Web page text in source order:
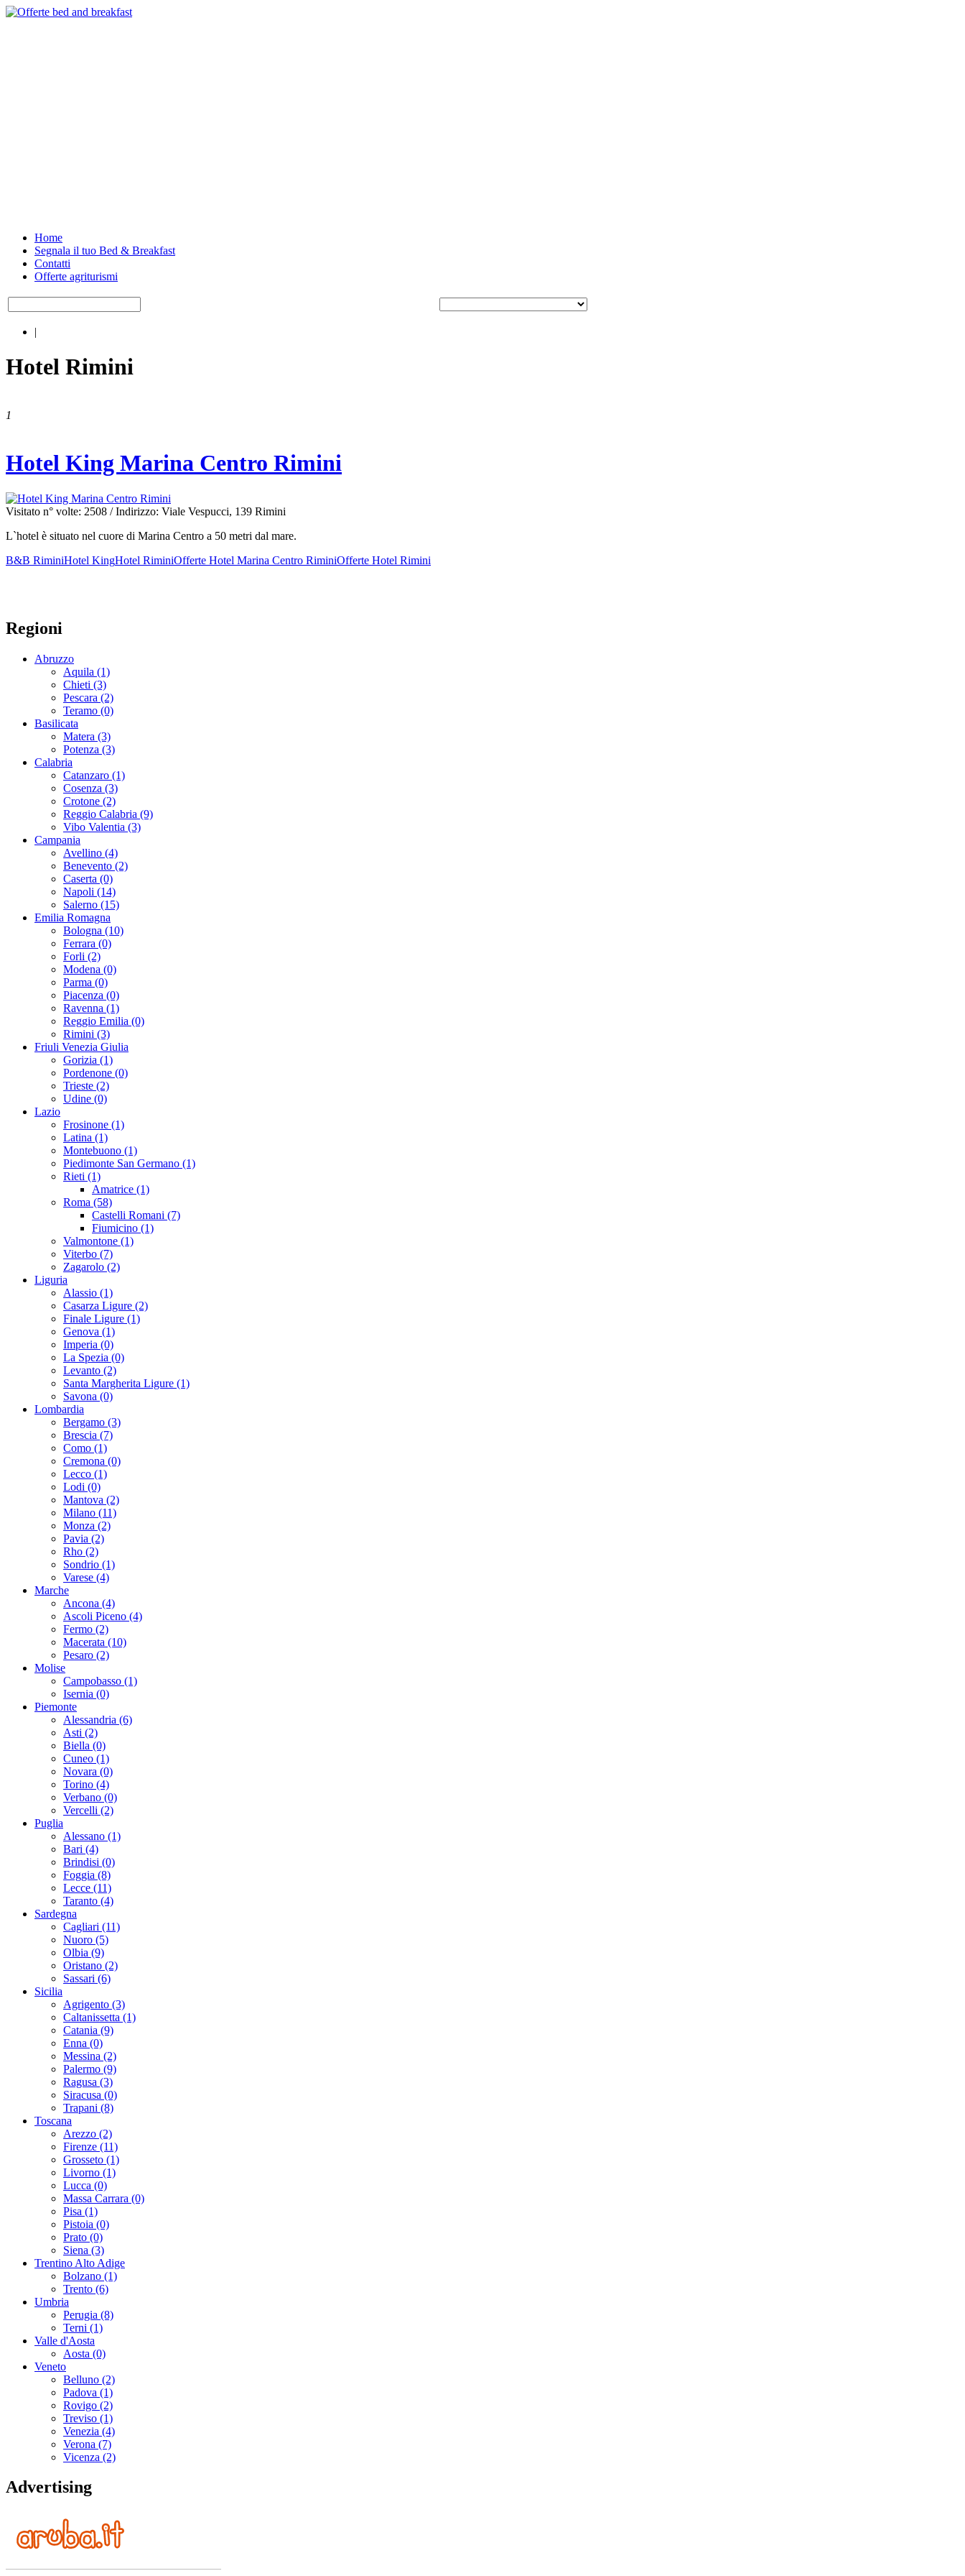
Home
Segnala il tuo Bed & Breakfast
Contatti
Offerte agriturismi
|
Hotel Rimini
1
Hotel King Marina Centro Rimini
Visitato n° volte: 2508 / Indirizzo: Viale Vespucci, 139 Rimini
L`hotel è situato nel cuore di Marina Centro a 50 metri dal mare.
B&B RiminiHotel KingHotel RiminiOfferte Hotel Marina Centro RiminiOfferte Hotel Rimini
Regioni
Abruzzo
Aquila (1)
Chieti (3)
Pescara (2)
Teramo (0)
Basilicata
Matera (3)
Potenza (3)
Calabria
Catanzaro (1)
Cosenza (3)
Crotone (2)
Reggio Calabria (9)
Vibo Valentia (3)
Campania
Avellino (4)
Benevento (2)
Caserta (0)
Napoli (14)
Salerno (15)
Emilia Romagna
Bologna (10)
Ferrara (0)
Forli (2)
Modena (0)
Parma (0)
Piacenza (0)
Ravenna (1)
Reggio Emilia (0)
Rimini (3)
Friuli Venezia Giulia
Gorizia (1)
Pordenone (0)
Trieste (2)
Udine (0)
Lazio
Frosinone (1)
Latina (1)
Montebuono (1)
Piedimonte San Germano (1)
Rieti (1)
Amatrice (1)
Roma (58)
Castelli Romani (7)
Fiumicino (1)
Valmontone (1)
Viterbo (7)
Zagarolo (2)
Liguria
Alassio (1)
Casarza Ligure (2)
Finale Ligure (1)
Genova (1)
Imperia (0)
La Spezia (0)
Levanto (2)
Santa Margherita Ligure (1)
Savona (0)
Lombardia
Bergamo (3)
Brescia (7)
Como (1)
Cremona (0)
Lecco (1)
Lodi (0)
Mantova (2)
Milano (11)
Monza (2)
Pavia (2)
Rho (2)
Sondrio (1)
Varese (4)
Marche
Ancona (4)
Ascoli Piceno (4)
Fermo (2)
Macerata (10)
Pesaro (2)
Molise
Campobasso (1)
Isernia (0)
Piemonte
Alessandria (6)
Asti (2)
Biella (0)
Cuneo (1)
Novara (0)
Torino (4)
Verbano (0)
Vercelli (2)
Puglia
Alessano (1)
Bari (4)
Brindisi (0)
Foggia (8)
Lecce (11)
Taranto (4)
Sardegna
Cagliari (11)
Nuoro (5)
Olbia (9)
Oristano (2)
Sassari (6)
Sicilia
Agrigento (3)
Caltanissetta (1)
Catania (9)
Enna (0)
Messina (2)
Palermo (9)
Ragusa (3)
Siracusa (0)
Trapani (8)
Toscana
Arezzo (2)
Firenze (11)
Grosseto (1)
Livorno (1)
Lucca (0)
Massa Carrara (0)
Pisa (1)
Pistoia (0)
Prato (0)
Siena (3)
Trentino Alto Adige
Bolzano (1)
Trento (6)
Umbria
Perugia (8)
Terni (1)
Valle d'Aosta
Aosta (0)
Veneto
Belluno (2)
Padova (1)
Rovigo (2)
Treviso (1)
Venezia (4)
Verona (7)
Vicenza (2)
Advertising